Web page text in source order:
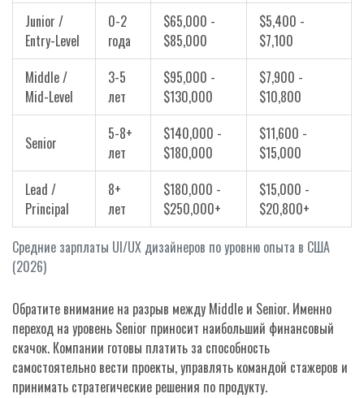
Средние зарплаты UI/UX дизайнеров по уровню опыта в США
(2026)
Junior /
Entry-Level
0-2
года
$65,000 -
$85,000
$5,400 -
$7,100
Middle /
Mid-Level
3-5
лет
$95,000 -
$130,000
$7,900 -
$10,800
Senior
5-8+
лет
$140,000 -
$180,000
$11,600 -
$15,000
Lead /
Principal
8+
лет
$180,000 -
$250,000+
$15,000 -
$20,800+
Обратите внимание на разрыв между Middle и Senior. Именно
переход на уровень Senior приносит наибольший финансовый
скачок. Компании готовы платить за способность
самостоятельно вести проекты, управлять командой стажеров и
принимать стратегические решения по продукту.